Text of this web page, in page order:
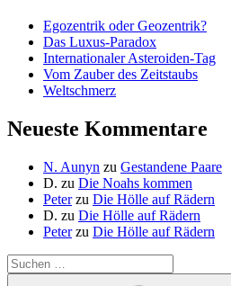
Egozentrik oder Geozentrik?
Das Luxus-Paradox
Internationaler Asteroiden-Tag
Vom Zauber des Zeitstaubs
Weltschmerz
Neueste Kommentare
N. Aunyn zu Gestandene Paare
D. zu Die Noahs kommen
Peterzu Die Hölle auf Rädern
D. zu Die Hölle auf Rädern
Peterzu Die Hölle auf Rädern
Suche
nach: